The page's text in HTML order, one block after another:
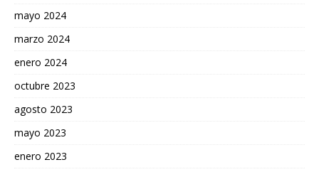
mayo 2024
marzo 2024
enero 2024
octubre 2023
agosto 2023
mayo 2023
enero 2023